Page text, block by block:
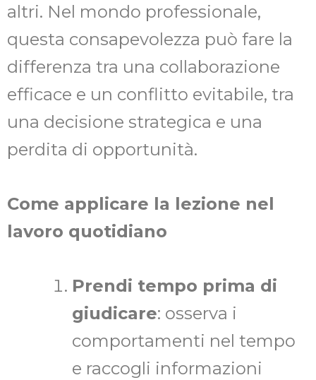
altri. Nel mondo professionale,
questa consapevolezza può fare la
differenza tra una collaborazione
efficace e un conflitto evitabile, tra
una decisione strategica e una
perdita di opportunità.
Come applicare la lezione nel
lavoro quotidiano
Prendi tempo prima di
giudicare: osserva i
comportamenti nel tempo
e raccogli informazioni